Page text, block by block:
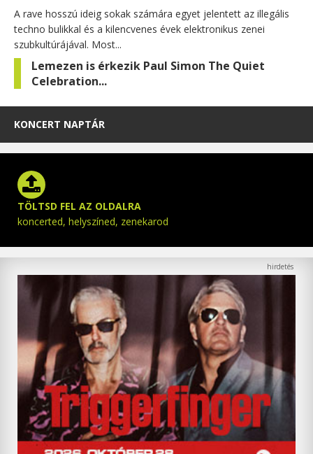
A rave hosszú ideig sokak számára egyet jelentett az illegális
techno bulikkal és a kilencvenes évek elektronikus zenei
szubkultúrájával. Most...
Lemezen is érkezik Paul Simon The Quiet
Celebration...
KONCERT NAPTÁR
TÖLTSD FEL AZ OLDALRA
koncerted, helyszíned, zenekarod